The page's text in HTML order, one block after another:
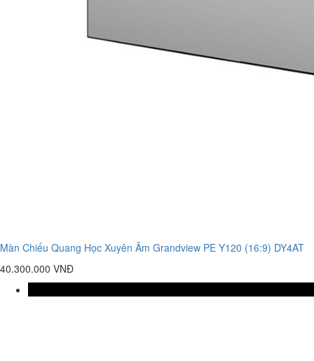
Màn Chiếu Quang Học Xuyên Âm Grandview PE Y120 (16:9) DY4AT
40.300.000 VNĐ